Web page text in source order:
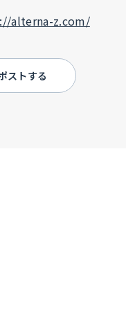
alterna-z.com/
ストする